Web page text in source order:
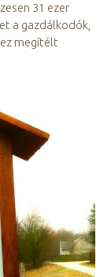
31 ezer
a gazdálkodók,
megítélt